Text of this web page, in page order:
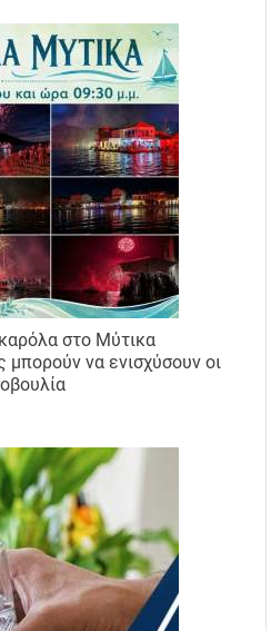
στο Μύτικα
να ενισχύσουν οι